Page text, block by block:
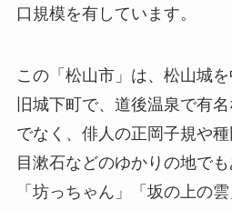
口規模を有しています。
この「松山市」は、松山城
旧城下町で、道後温泉で有
でなく、俳人の正岡子規や
目漱石などのゆかりの地で
「坊っちゃん」「坂の上の